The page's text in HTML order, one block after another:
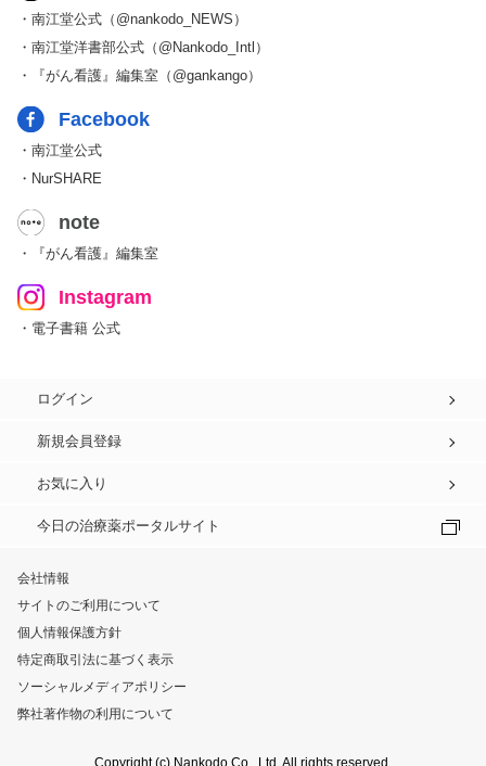
・南江堂公式（@nankodo_NEWS）
・南江堂洋書部公式（@Nankodo_Intl）
・『がん看護』編集室（@gankango）
Facebook
・南江堂公式
・NurSHARE
note
・『がん看護』編集室
Instagram
・電子書籍 公式
ログイン
新規会員登録
お気に入り
今日の治療薬ポータルサイト
会社情報
サイトのご利用について
個人情報保護方針
特定商取引法に基づく表示
ソーシャルメディアポリシー
弊社著作物の利用について
Copyright (c) Nankodo Co., Ltd. All rights reserved.